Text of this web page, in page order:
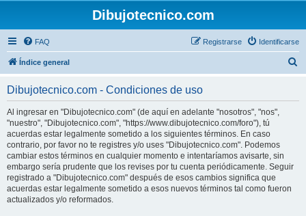
Dibujotecnico.com
FAQ Identificarse
Registrarse
Índice general
Dibujotecnico.com - Condiciones de uso
Al ingresar en "Dibujotecnico.com" (de aquí en adelante "nosotros", "nos",
"nuestro", "Dibujotecnico.com", "https://www.dibujotecnico.com/foro"), tú
acuerdas estar legalmente sometido a los siguientes términos. En caso
contrario, por favor no te registres y/o uses "Dibujotecnico.com". Podemos
cambiar estos términos en cualquier momento e intentaríamos avisarte, sin
embargo sería prudente que los revises por tu cuenta periódicamente. Seguir
registrado a "Dibujotecnico.com" después de esos cambios significa que
acuerdas estar legalmente sometido a esos nuevos términos tal como fueron
actualizados y/o reformados.